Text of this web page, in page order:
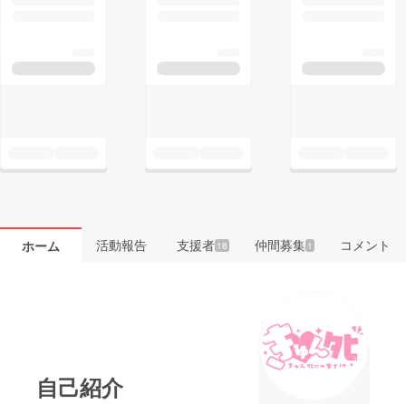
ホーム 活動報告 支援者 18 仲間募集 1 コメント
自己紹介